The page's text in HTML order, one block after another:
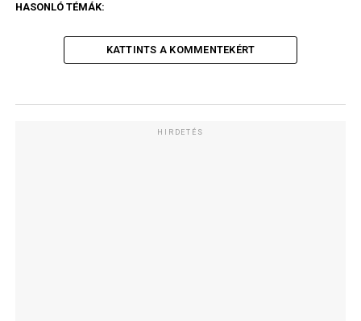
HASONLÓ TÉMÁK:
KATTINTS A KOMMENTEKÉRT
HIRDETÉS